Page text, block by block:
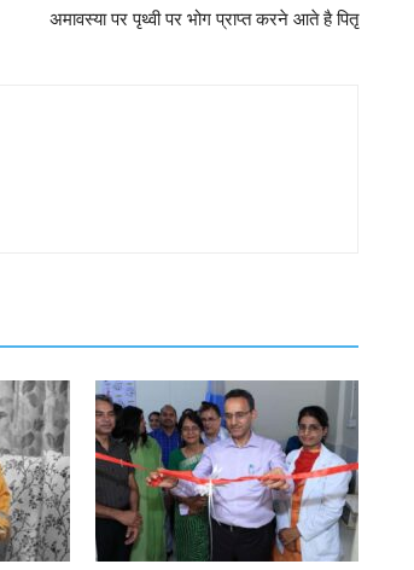
अमावस्या पर पृथ्वी पर भोग प्राप्त करने आते है पितृ